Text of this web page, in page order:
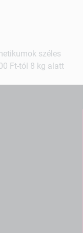
széles
Ft-tól 8 kg alatt